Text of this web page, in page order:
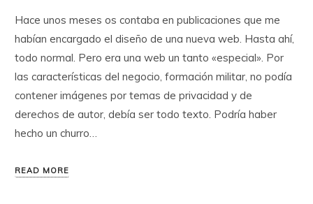
Hace unos meses os contaba en publicaciones que me
habían encargado el diseño de una nueva web. Hasta ahí,
todo normal. Pero era una web un tanto «especial». Por
las características del negocio, formación militar, no podía
contener imágenes por temas de privacidad y de
derechos de autor, debía ser todo texto. Podría haber
hecho un churro…
READ MORE